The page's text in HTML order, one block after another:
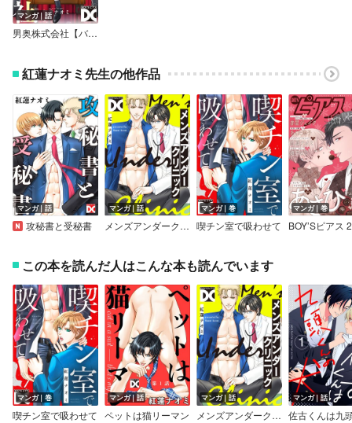
マンガ｜話
男奥株式会社【バラ売り】
紅蓮ナオミ先生の他作品
マンガ｜話
攻秘書と受秘書
マンガ｜話
メンズアンダークリニック
マンガ｜巻
喫チン室で吸わせて
マンガ｜巻
この本を読んだ人はこんな本も読んでいます
マンガ｜巻
喫チン室で吸わせて
マンガ｜話
ペットは猫リーマン
マンガ｜話
メンズアンダークリニック
マンガ｜話